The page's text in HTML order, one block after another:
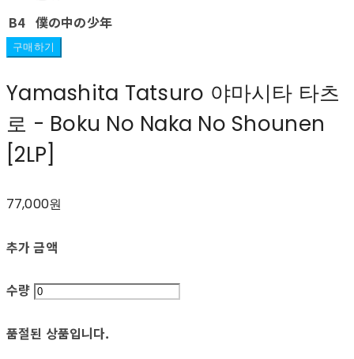
B4 僕の中の少年
구매하기
Yamashita Tatsuro 야마시타 타츠
로 ‎- Boku No Naka No Shounen
[2LP]
77,000원
추가 금액
수량
품절된 상품입니다.